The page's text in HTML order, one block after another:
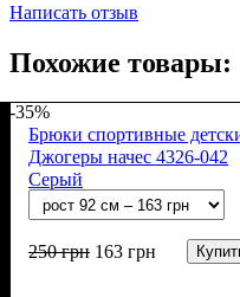
Написать отзыв
Похожие товары:
-35%
Брюки спортивные
Джогеры начес 4326-042
Серый
250грн 163 грн